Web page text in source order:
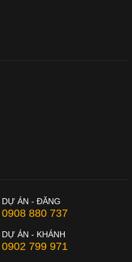
DỰ ÁN - ĐĂNG
0908 880 737
DỰ ÁN - KHÁNH
0902 799 971